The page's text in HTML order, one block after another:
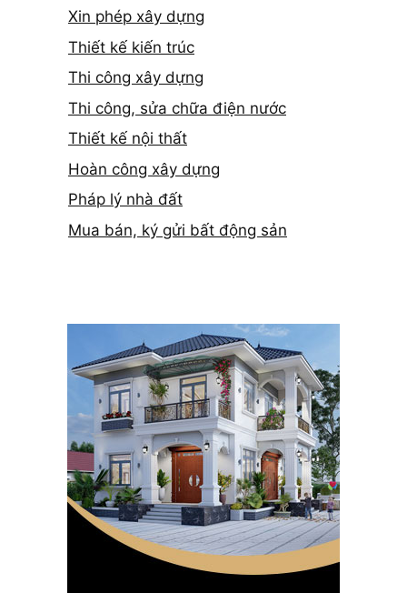
Xin phép xây dựng
Thiết kế kiến trúc
Thi công xây dựng
Thi công, sửa chữa điện nước
Thiết kế nội thất
Hoàn công xây dựng
Pháp lý nhà đất
Mua bán, ký gửi bất động sản